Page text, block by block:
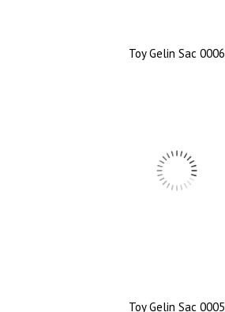
Toy Gelin Sac 0006
Toy Gelin Sac 0005